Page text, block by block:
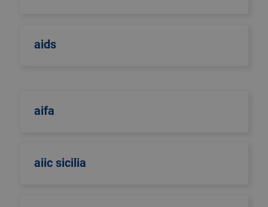
aids
aifa
aiic sicilia